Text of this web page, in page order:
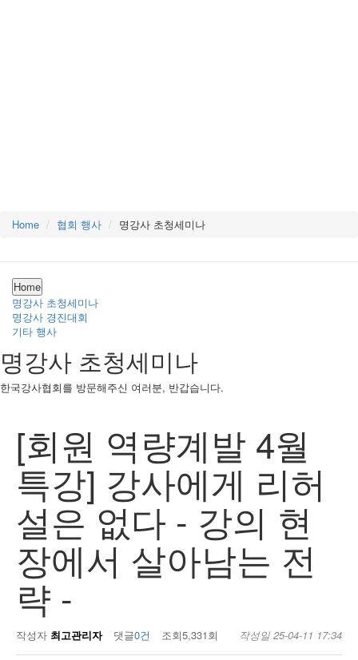
Home 협회 행사 명강사 초청세미나
Home
명강사 초청세미나
명강사 경진대회
기타 행사
명강사 초청세미나
한국강사협회를 방문해주신 여러분, 반갑습니다.
[회원 역량계발 4월
특강] 강사에게 리허
설은 없다 - 강의 현
장에서 살아남는 전
략 -
작성자 최고관리자 댓글0건 조회5,331회 작성일25-04-11 17:34